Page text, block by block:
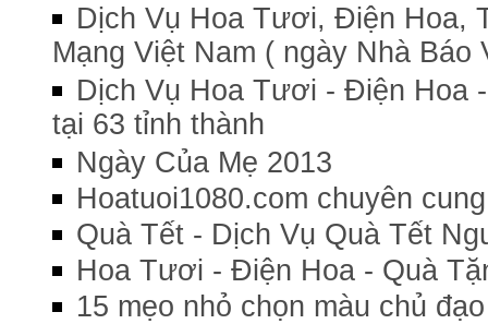
Dịch Vụ Hoa Tươi, Điện Hoa,
Mạng Việt Nam ( ngày Nhà
Dịch Vụ Hoa Tươi - Điện Hoa
tại 63 tỉnh thành
Ngày Của Mẹ 2013
Hoatuoi1080.com chuyên
Quà Tết - Dịch Vụ Quà Tết
Hoa Tươi - Điện Hoa - Quà
15 mẹo nhỏ chọn màu chủ